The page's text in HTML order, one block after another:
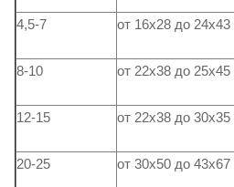
4,5-7 от 16х28 до 24х43
8-10 от 22х38 до 25х45
12-15 от 22х38 до 30х35
20-25 от 30х50 до 43х67